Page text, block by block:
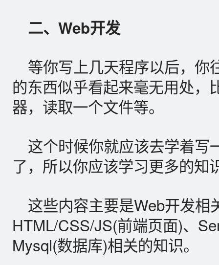
二、Web开发
等你写上几天程序以后，你
的东西似乎看起来毫无用处，
器，读取一个文件等。
这个时候你就应该去学着写
了，所以你应该学习更多的知
这些内容主要是Web开发相
HTML/CSS/JS(前端页面)、
Mysql(数据库)相关的知识。